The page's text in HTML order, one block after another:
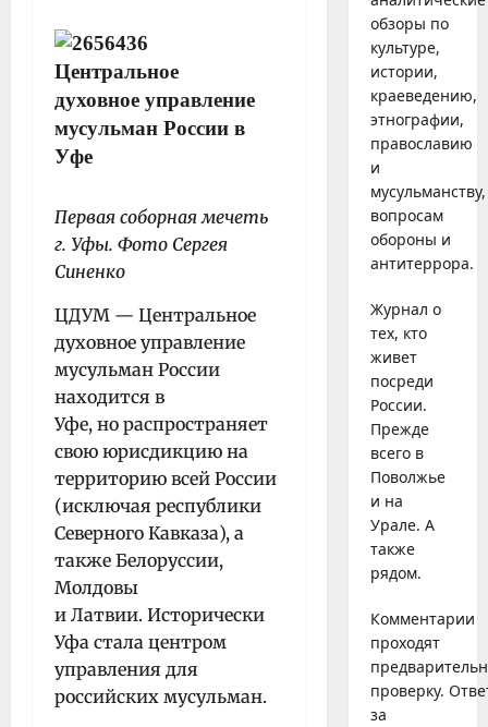
Первая соборная мечеть
г. Уфы. Фото Сергея
Синенко
ЦДУМ — Центральное
духовное управление
мусульман России
находится в
Уфе, но распространяет
свою юрисдикцию на
территорию всей России
(исключая республики
Северного Кавказа), а
также Белоруссии,
Молдовы
и Латвии. Исторически
Уфа стала центром
управления для
российских мусульман.
обзоры по
культуре,
истории,
краеведению,
этнографии,
православию
и
мусульманству,
вопросам
обороны и
антитеррора.
Журнал о
тех, кто
живет
посреди
России.
Прежде
всего в
Поволжье
и на
Урале. А
также
рядом.
Комментарии
проходят
проверку.
за